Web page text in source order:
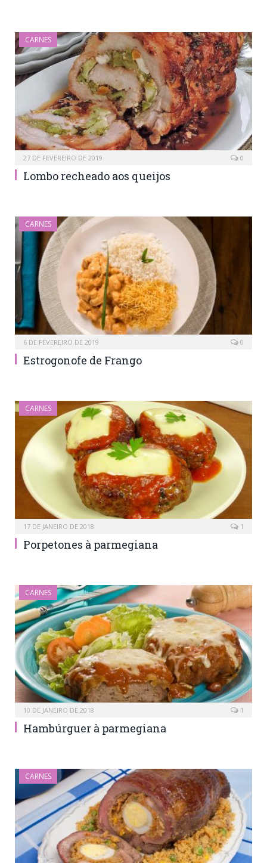
CARNES
27 DE FEVEREIRO DE 2019 0
Lombo recheado aos queijos
CARNES
6 DE FEVEREIRO DE 2019 0
Estrogonofe de Frango
CARNES
17 DE JANEIRO DE 2018 1
Porpetones à parmegiana
CARNES
10 DE JANEIRO DE 2018 1
Hambúrguer à parmegiana
CARNES